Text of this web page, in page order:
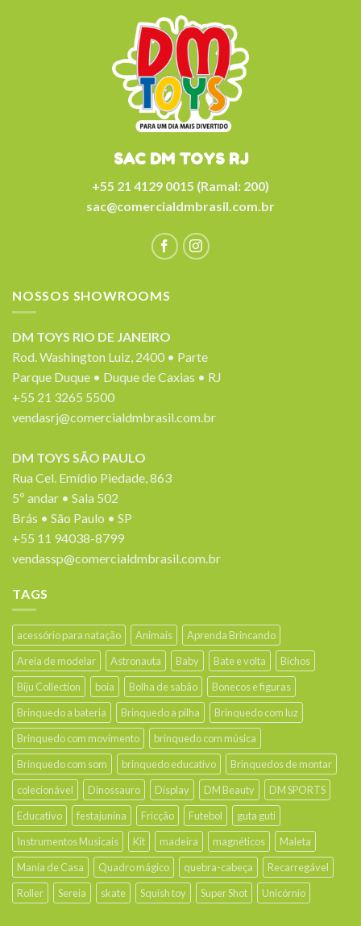
SAC DM TOYS RJ
+55 21 4129 0015 (Ramal: 200)
sac@comercialdmbrasil.com.br
NOSSOS SHOWROOMS
DM TOYS RIO DE JANEIRO
Rod. Washington Luiz, 2400 • Parte
Parque Duque • Duque de Caxias • RJ
+55 21 3265 5500
vendasrj@comercialdmbrasil.com.br
DM TOYS SÃO PAULO
Rua Cel. Emídio Piedade, 863
5º andar • Sala 502
Brás • São Paulo • SP
+55 11 94038-8799
vendassp@comercialdmbrasil.com.br
TAGS
acessório para natação Animais
Aprenda Brincando
Areia de modelar
Astronauta Baby Bate e volta
Bichos
Biju Collection
boia Bolha de sabão
Bonecos e figuras
Brinquedo a bateria
Brinquedo a pilha
Brinquedo com luz
Brinquedo com movimento
brinquedo com música
Brinquedo com som
brinquedo educativo
Brinquedos de montar
colecionável
Dinossauro Display DM Beauty
DM SPORTS
Educativo
festajunina Fricção Futebol
guta guti
Instrumentos Musicais
Kit madeira magnéticos
Maleta
Mania de Casa
Quadro mágico quebra-cabeça
Recarregável
Roller
Sereia skate Squish toy Super Shot Unicórnio